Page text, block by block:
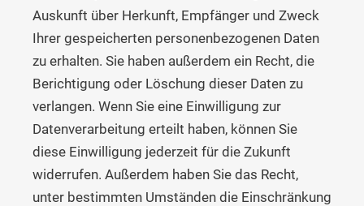
Auskunft über Herkunft, Empfänger und Zweck
Ihrer gespeicherten personenbezogenen Daten
zu erhalten. Sie haben außerdem ein Recht, die
Berichtigung oder Löschung dieser Daten zu
verlangen. Wenn Sie eine Einwilligung zur
Datenverarbeitung erteilt haben, können Sie
diese Einwilligung jederzeit für die Zukunft
widerrufen. Außerdem haben Sie das Recht,
unter bestimmten Umständen die Einschränkung